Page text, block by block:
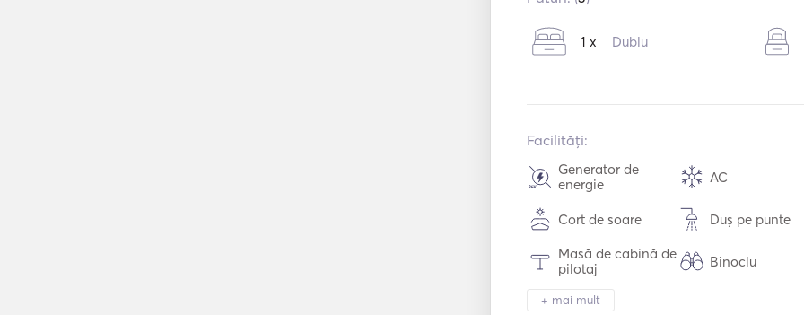
1 x Dublu
Facilități:
Generator de
energie
AC
Cort de soare Duș pe punte
Masă de cabină de
pilotaj
Binoclu
Toaletă electrică
+ mai mult